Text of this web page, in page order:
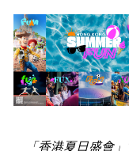
「香港夏日盛會